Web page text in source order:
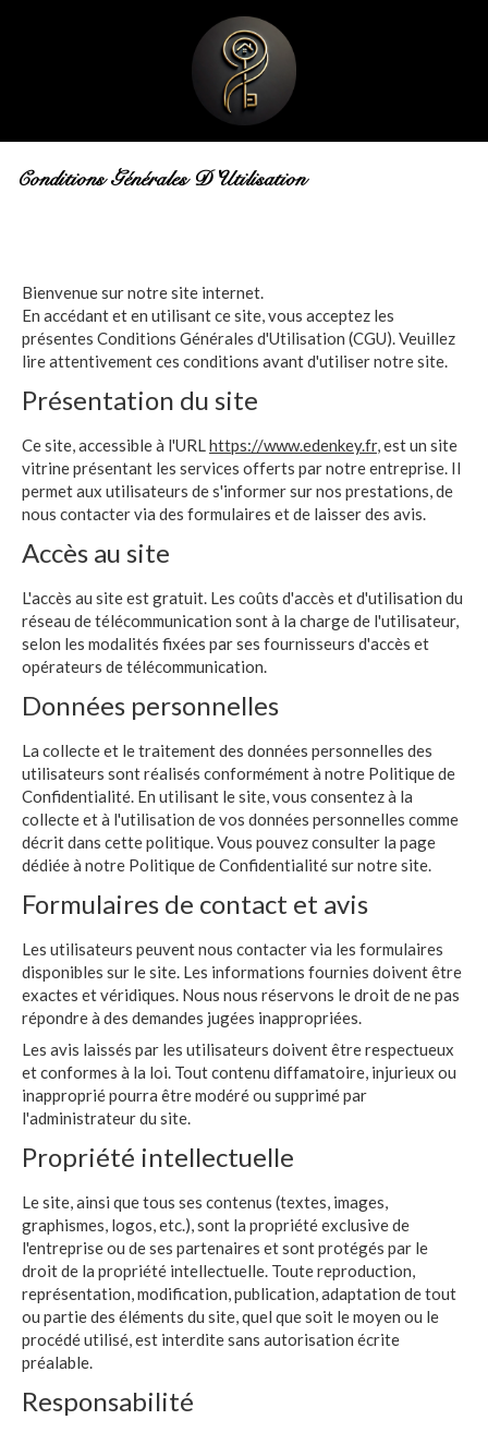
Conditions Générales D'Utilisation
Bienvenue sur notre site internet.
En accédant et en utilisant ce site, vous acceptez les
présentes Conditions Générales d'Utilisation (CGU). Veuillez
lire attentivement ces conditions avant d'utiliser notre site.
Présentation du site
Ce site, accessible à l'URLhttps://www.edenkey.fr, est un site
vitrine présentant les services offerts par notre entreprise. Il
permet aux utilisateurs de s'informer sur nos prestations, de
nous contacter via des formulaires et de laisser des avis.
Accès au site
L'accès au site est gratuit. Les coûts d'accès et d'utilisation du
réseau de télécommunication sont à la charge de l'utilisateur,
selon les modalités fixées par ses fournisseurs d'accès et
opérateurs de télécommunication.
Données personnelles
La collecte et le traitement des données personnelles des
utilisateurs sont réalisés conformément à notre Politique de
Confidentialité. En utilisant le site, vous consentez à la
collecte et à l'utilisation de vos données personnelles comme
décrit dans cette politique. Vous pouvez consulter la page
dédiée à notre Politique de Confidentialité sur notre site.
Formulaires de contact et avis
Les utilisateurs peuvent nous contacter via les formulaires
disponibles sur le site. Les informations fournies doivent être
exactes et véridiques. Nous nous réservons le droit de ne pas
répondre à des demandes jugées inappropriées.
Les avis laissés par les utilisateurs doivent être respectueux
et conformes à la loi. Tout contenu diffamatoire, injurieux ou
inapproprié pourra être modéré ou supprimé par
l'administrateur du site.
Propriété intellectuelle
Le site, ainsi que tous ses contenus (textes, images,
graphismes, logos, etc.), sont la propriété exclusive de
l'entreprise ou de ses partenaires et sont protégés par le
droit de la propriété intellectuelle. Toute reproduction,
représentation, modification, publication, adaptation de tout
ou partie des éléments du site, quel que soit le moyen ou le
procédé utilisé, est interdite sans autorisation écrite
préalable.
Responsabilité